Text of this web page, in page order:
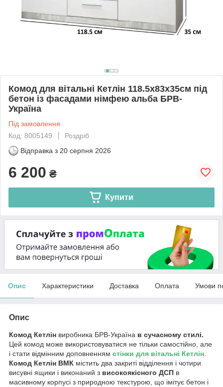
Комод для вітальні Кетлін 118.5х83х35см під
бетон із фасадами німфею альба БРВ-
Україна
Під замовлення
Код: 8005149
Роздріб
Відправка з 20 серпня 2026
6 200 ₴
Купити
Опис Характеристики Доставка Оплата Умови
Опис
Комод Кетлін виробника БРВ-Україна в сучасному стилі.
Цей комод може використовуватися не тільки самостійно, але
і стати відмінним доповненням стінки для вітальні Кетлін.
Комод Кетлін ВМК містить два закриті відділення і чотири
висувні ящики і виконаний з високоякісного ДСП в
масивному корпусі з природною текстурою, що імітує бетон і